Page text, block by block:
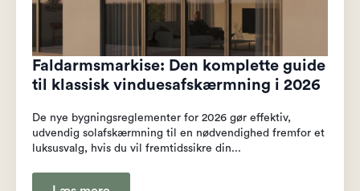
Faldarmsmarkise: Den komplette guide
til klassisk vinduesafskærmning i 2026
De nye bygningsreglementer for 2026 gør effektiv,
udvendig solafskærmning til en nødvendighed fremfor et
luksusvalg, hvis du vil fremtidssikre din...